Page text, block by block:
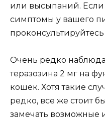
или высыпаний.
симптомы у вашего
Очень редко
теразозина 2 мг на
кошек. Хотя такие
редко, все же стоит
замечать возможные